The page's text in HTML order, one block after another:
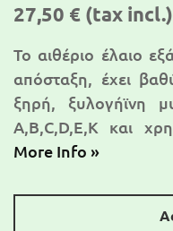
27,50 € (tax incl.)
Το αιθέριο έλαιο
απόσταξη, έχει
ξηρή, ξυλογήϊνη
Α,Β,C,D,E,K και
More Info »